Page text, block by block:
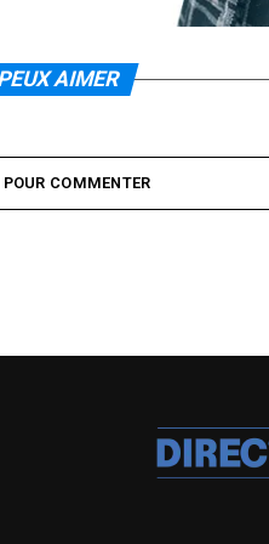
AIMER
COMMENTER